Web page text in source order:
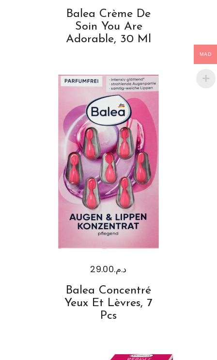
Balea Crème De
Soin You Are
Adorable, 30 Ml
د.م.29.00
Balea Concentré
Yeux Et Lèvres, 7
Pcs
MAD